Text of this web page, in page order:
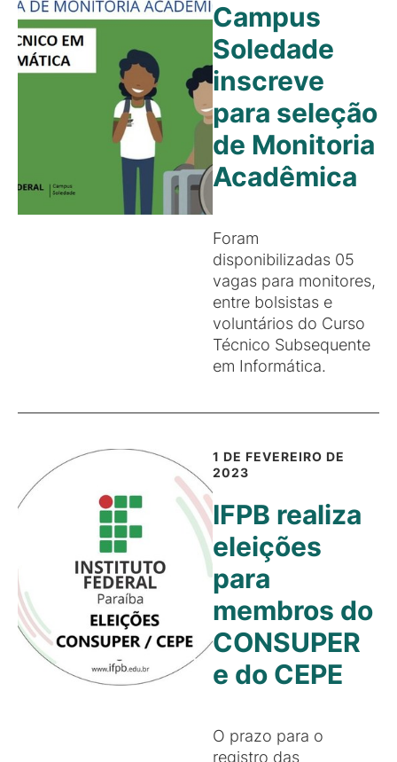
Campus
Soledade
inscreve
para seleção
de Monitoria
Acadêmica
Foram
disponibilizadas 05
vagas para monitores,
entre bolsistas e
voluntários do Curso
Técnico Subsequente
em Informática.
1 DE FEVEREIRO DE
2023
IFPB realiza
eleições
para
membros do
CONSUPER
e do CEPE
O prazo para o
registro das